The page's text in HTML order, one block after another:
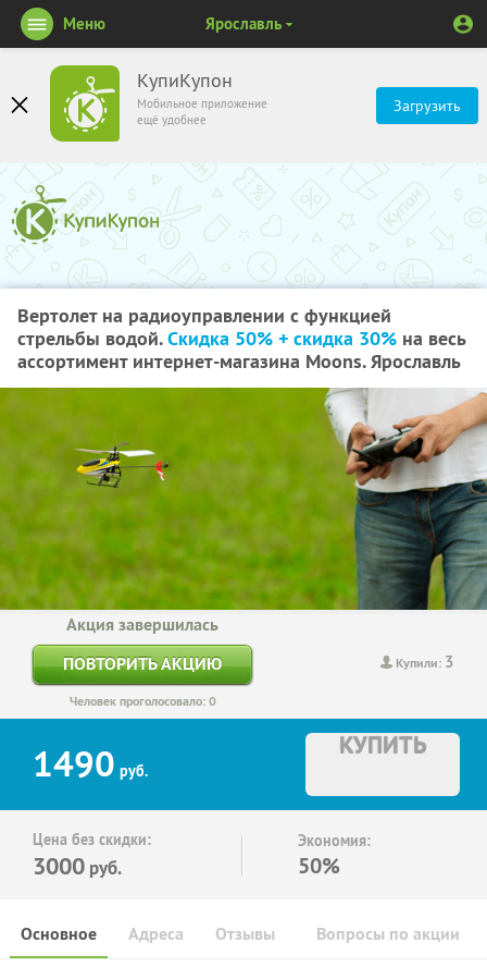
КупиКупон
Мобильное приложение
ещё удобнее
Загрузить
Меню Ярославль
Вертолет на радиоуправлении с функцией
стрельбы водой.Скидка 50% + скидка 30% на весь
ассортимент интернет-магазина Мoons. Ярославль
Купили: 3
Акция завершилась
ПОВТОРИТЬ АКЦИЮ
Человек проголосовало: 0
1490 руб.
КУПИТЬ
Цена без скидки:
3000 руб.
Экономия:
50%
Основное Отзывы Вопросы по акции
Адреса